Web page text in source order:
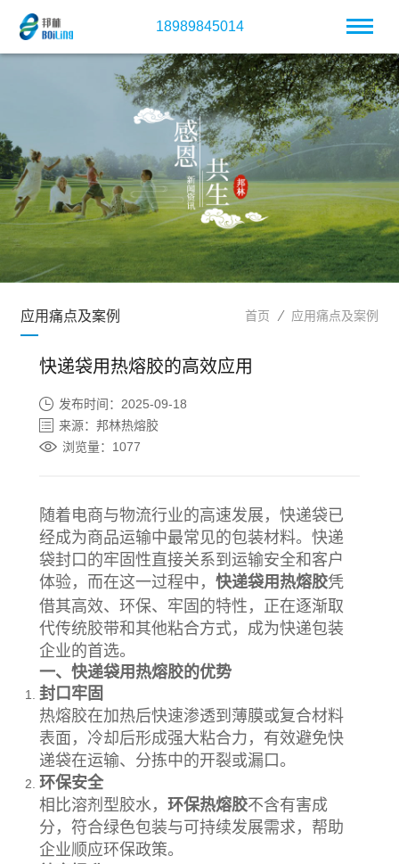
18989845014
应用痛点及案例 首页 应用痛点及案例
快递袋用热熔胶的高效应用
发布时间：2025-09-18
来源：邦林热熔胶
浏览量：1077
随着电商与物流行业的高速发展，快递袋已
经成为商品运输中最常见的包装材料。快递
袋封口的牢固性直接关系到运输安全和客户
体验，而在这一过程中，快递袋用热熔胶凭
借其高效、环保、牢固的特性，正在逐渐取
代传统胶带和其他粘合方式，成为快递包装
企业的首选。
一、快递袋用热熔胶的优势
封口牢固
热熔胶在加热后快速渗透到薄膜或复合材料
表面，冷却后形成强大粘合力，有效避免快
递袋在运输、分拣中的开裂或漏口。
环保安全
相比溶剂型胶水，环保热熔胶不含有害成
分，符合绿色包装与可持续发展需求，帮助
企业顺应环保政策。